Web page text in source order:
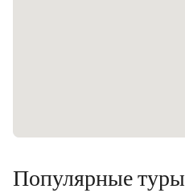
Популярные туры